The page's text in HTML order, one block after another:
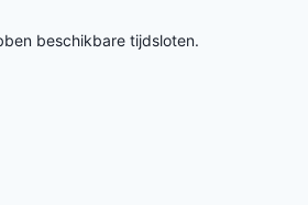
beschikbare tijdsloten.